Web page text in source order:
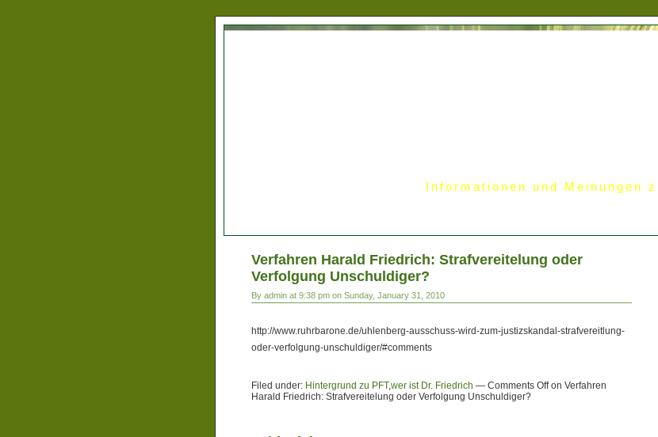
Informationen und Meinungen
Verfahren Harald Friedrich: Strafvereitelung oder
Verfolgung Unschuldiger?
By admin at 9:38 pm on Sunday, January 31, 2010
http://www.ruhrbarone.de/uhlenberg-ausschuss-wird-zum-justizskandal-strafvereitlung-
oder-verfolgung-unschuldiger/#comments
Filed under: Hintergrund zu PFT,wer ist Dr. Friedrich — Comments Offon Verfahren
Harald Friedrich: Strafvereitelung oder Verfolgung Unschuldiger?